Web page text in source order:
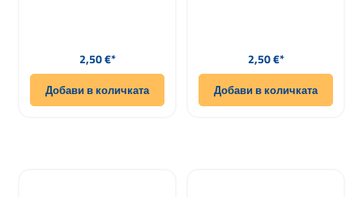
Редовна цена:
2,50 €*
Добави в количката
Редовна цена:
2,50 €*
Добави в количката